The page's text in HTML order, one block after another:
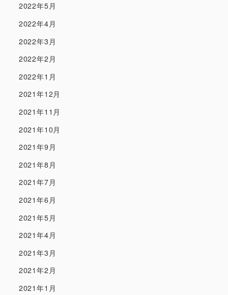
2022年5月
2022年4月
2022年3月
2022年2月
2022年1月
2021年12月
2021年11月
2021年10月
2021年9月
2021年8月
2021年7月
2021年6月
2021年5月
2021年4月
2021年3月
2021年2月
2021年1月